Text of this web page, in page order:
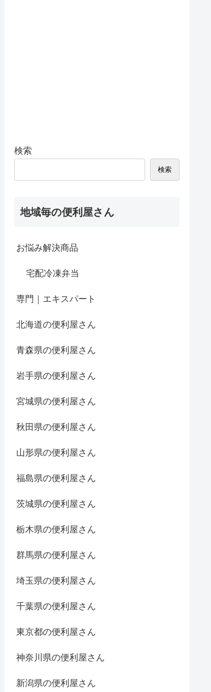
検索
検索
地域毎の便利屋さん
お悩み解決商品
宅配冷凍弁当
専門｜エキスパート
北海道の便利屋さん
青森県の便利屋さん
岩手県の便利屋さん
宮城県の便利屋さん
秋田県の便利屋さん
山形県の便利屋さん
福島県の便利屋さん
茨城県の便利屋さん
栃木県の便利屋さん
群馬県の便利屋さん
埼玉県の便利屋さん
千葉県の便利屋さん
東京都の便利屋さん
神奈川県の便利屋さん
新潟県の便利屋さん